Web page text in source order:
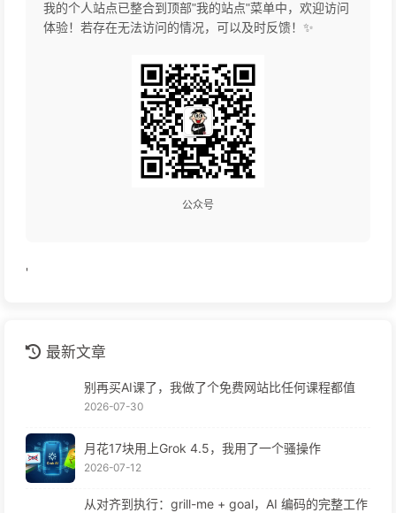
我的个人站点已整合到顶部"我的站点"菜单中，欢迎访问
体验！若存在无法访问的情况，可以及时反馈！✨
公众号
'
最新文章
别再买AI课了，我做了个免费网站比任何课程都值
2026-07-30
月花17块用上Grok 4.5，我用了一个骚操作
2026-07-12
从对齐到执行：grill-me + goal，AI 编码的完整工作